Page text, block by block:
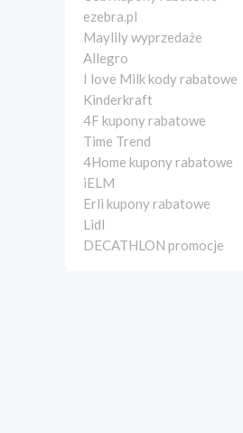
ezebra.pl
Maylily wyprzedaże
Allegro
I love Milk kody rabatowe
Kinderkraft
4F kupony rabatowe
Time Trend
4Home kupony rabatowe
iELM
Erli kupony rabatowe
Lidl
DECATHLON promocje